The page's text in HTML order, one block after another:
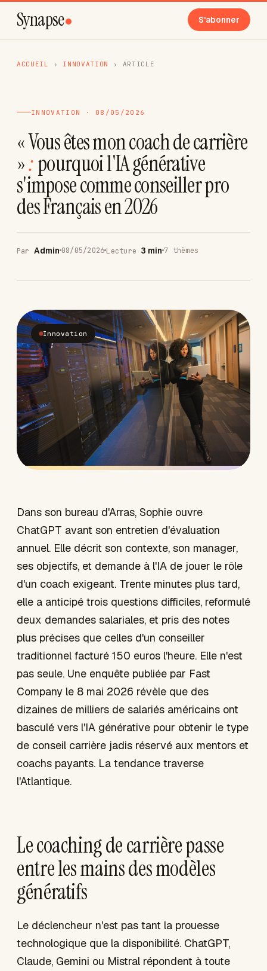
Synapse S'abonner
ACCUEIL › INNOVATION › ARTICLE
INNOVATION · 08/05/2026
« Vous êtes mon coach de carrière
»:pourquoi l'IA générative
s'impose comme conseiller pro
des Français en 2026
Par Admin 08/05/2026 Lecture 3 min 7 thèmes
Innovation
Dans son bureau d'Arras, Sophie ouvre
ChatGPT avant son entretien d'évaluation
annuel. Elle décrit son contexte, son manager,
ses objectifs, et demande à l'IA de jouer le rôle
d'un coach exigeant. Trente minutes plus tard,
elle a anticipé trois questions difficiles, reformulé
deux demandes salariales, et pris des notes
plus précises que celles d'un conseiller
traditionnel facturé 150 euros l'heure. Elle n'est
pas seule. Une enquête publiée par Fast
Company le 8 mai 2026 révèle que des
dizaines de milliers de salariés américains ont
basculé vers l'IA générative pour obtenir le type
de conseil carrière jadis réservé aux mentors et
coachs payants. La tendance traverse
l'Atlantique.
Le coaching de carrière passe
entre les mains des modèles
génératifs
Le déclencheur n'est pas tant la prouesse
technologique que la disponibilité. ChatGPT,
Claude, Gemini ou Mistral répondent à toute